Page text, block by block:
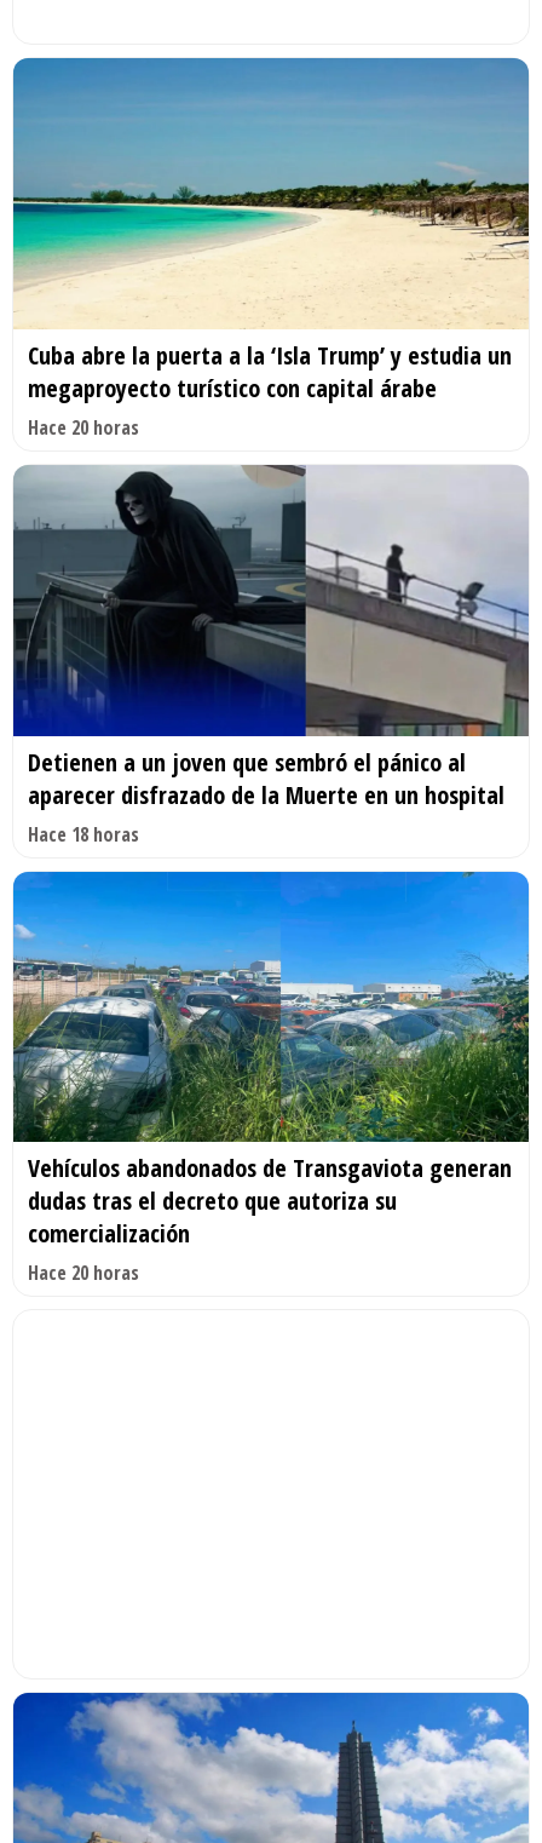
Cuba abre la puerta a la ‘Isla Trump’ y estudia un
megaproyecto turístico con capital árabe
Hace 20 horas
Detienen a un joven que sembró el pánico al
aparecer disfrazado de la Muerte en un hospital
Hace 18 horas
Vehículos abandonados de Transgaviota generan
dudas tras el decreto que autoriza su
comercialización
Hace 20 horas